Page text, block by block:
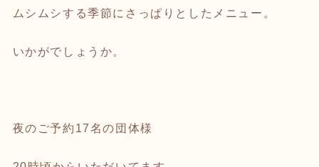
ムシムシする季節にさっぱりとしたメニュー。
いかがでしょうか。
夜のご予約17名の団体様